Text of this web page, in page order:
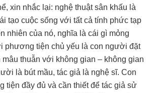
xin nhắc lại: nghệ thuật sân khấu là
tạo cuộc sống với tất cả tính phức tạp
nhiên của nó, nghĩa là cái gì mỏng
phương tiện chủ yếu là con người đặt
mâu thuẫn với không gian – không gian
là bút mầu, tác giả là nghệ sĩ. Con
tiện đầy đủ và cần thiết để tác giả sử